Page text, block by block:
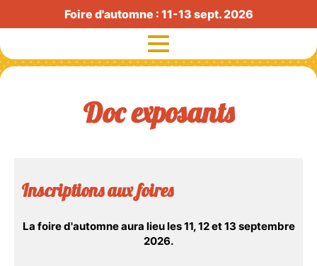
Foire d'automne : 11-13 sept. 2026
Radio Foire
Doc exposants
Inscriptions aux foires
La foire d'automne aura lieu les 11, 12 et 13 septembre
2026.